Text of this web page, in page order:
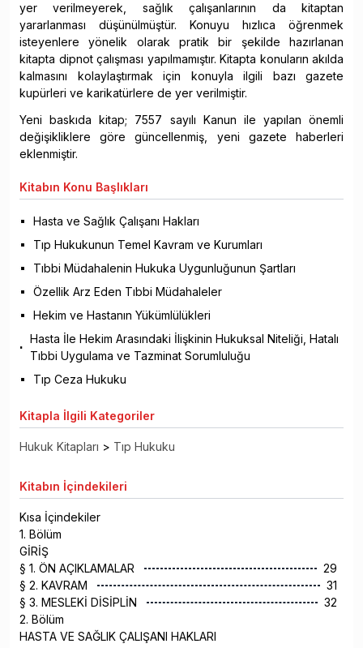
yer verilmeyerek, sağlık çalışanlarının da kitaptan
yararlanması düşünülmüştür. Konuyu hızlıca öğrenmek
isteyenlere yönelik olarak pratik bir şekilde hazırlanan
kitapta dipnot çalışması yapılmamıştır. Kitapta konuların akılda
kalmasını kolaylaştırmak için konuyla ilgili bazı gazete
kupürleri ve karikatürlere de yer verilmiştir.
Yeni baskıda kitap; 7557 sayılı Kanun ile yapılan önemli
değişikliklere göre güncellenmiş, yeni gazete haberleri
eklenmiştir.
Kitabın Konu Başlıkları
Hasta ve Sağlık Çalışanı Hakları
Tıp Hukukunun Temel Kavram ve Kurumları
Tıbbi Müdahalenin Hukuka Uygunluğunun Şartları
Özellik Arz Eden Tıbbi Müdahaleler
Hekim ve Hastanın Yükümlülükleri
Hasta İle Hekim Arasındaki İlişkinin Hukuksal Niteliği, Hatalı
Tıbbi Uygulama ve Tazminat Sorumluluğu
Tıp Ceza Hukuku
Kitapla İlgili Kategoriler
Hukuk Kitapları > Tıp Hukuku
Kitabın İçindekileri
Kısa İçindekiler
1. Bölüm
GİRİŞ
§ 1. ÖN AÇIKLAMALAR
29
§ 2. KAVRAM
31
§ 3. MESLEKİ DİSİPLİN
32
2. Bölüm
HASTA VE SAĞLIK ÇALIŞANI HAKLARI